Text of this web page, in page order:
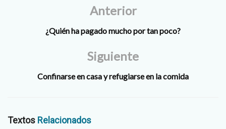
Anterior
¿Quién ha pagado mucho por tan poco?
Siguiente
Confinarse en casa y refugiarse en la comida
Textos Relacionados